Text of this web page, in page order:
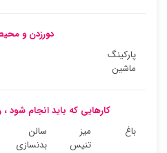
دورزدن و
پارکینگ
ماشین
کارهایی که باید انجام شود
باغ
میز
تنیس
سالن
بدنسازی